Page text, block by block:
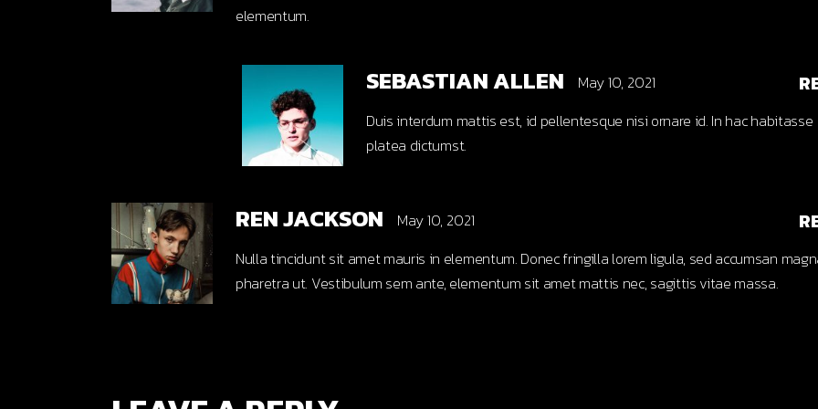
elementum.
SEBASTIAN ALLEN
May 10, 2021
Duis interdum mattis est, id pellentesque nisi ornare id. In hac habitasse
platea dictumst.
REN JACKSON
May 10, 2021
Nulla tincidunt sit amet mauris in elementum. Donec fringilla lorem ligula, sed accumsan
pharetra ut. Vestibulum sem ante, elementum sit amet mattis nec, sagittis vitae massa.